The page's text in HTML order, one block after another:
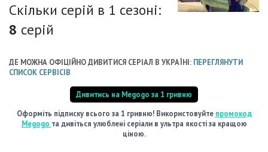
Скільки серій в 1 сезоні:
8 серій
ДЕ МОЖНА ОФІЦІЙНО ДИВИТИСЯ СЕРІАЛ В УКРАЇНІ: ПЕРЕГЛЯНУТИ
СПИСОК СЕРВІСІВ
Дивитись на Megogo за 1 гривню
Оформіть підписку всього за 1 гривню! Використовуйте промокод
Megogo та дивіться улюблені серіали в ультра якості за кращою
ціною.